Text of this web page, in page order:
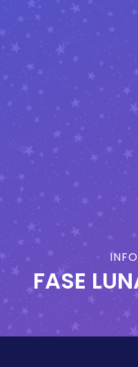
FASE